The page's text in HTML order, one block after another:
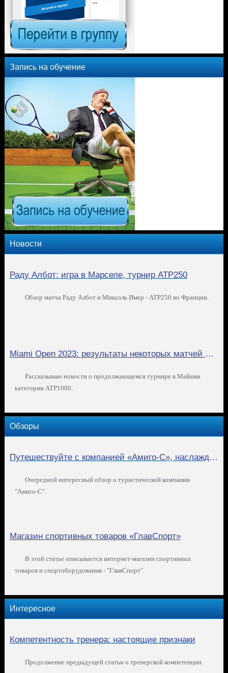
Запись на обучение
Новости
Раду Албот: игра в Марселе, турнир ATP250
Обзор матча Раду Албот и Микаэль Имер - ATP250 во Франции.
Miami Open 2023: результаты некоторых матчей мужской сетки
Рассказываю новости о продолжающемся турнире в Майами
категории ATP1000.
Обзоры
Путешествуйте с компанией «Амиго-С», наслаждайтесь замечательными турами!
Очередной интересный обзор о туристической компании
"Амиго-С".
Магазин спортивных товаров «ГлавСпорт»
В этой статье описывается интернет-магазин спортивных
товаров и спортоборудования - "ГлавСпорт".
Интересное
Компетентность тренера: настоящие признаки
Продолжение предыдущей статьи о тренерской компетенции.